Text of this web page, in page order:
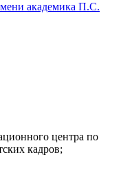
академика П.С.
центра по
кадров;